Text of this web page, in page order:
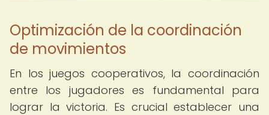
Optimización de la coordinación
de movimientos
En los juegos cooperativos, la coordinación
entre los jugadores es fundamental para
lograr la victoria. Es crucial establecer una